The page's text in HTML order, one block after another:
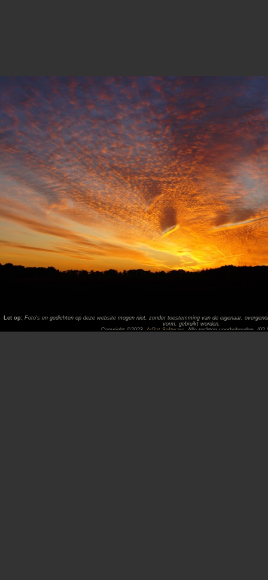
Let op: Foto's en gedichten op deze website mogen niet, zonder toestemming van de eigenaar,
vorm, gebruikt worden.
Copyright ©2023,
ArPat Software. Alle rechten voorbehouden.